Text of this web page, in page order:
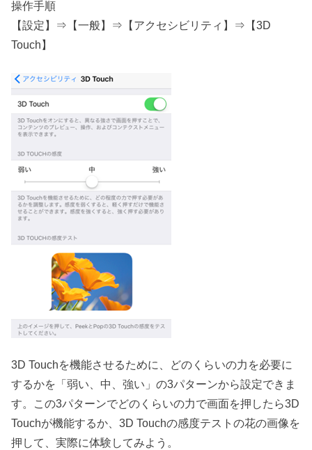
操作手順
【設定】⇒【一般】⇒【アクセシビリティ】⇒【3D
Touch】
3D Touchを機能させるために、どのくらいの力を必要に
するかを「弱い、中、強い」の3パターンから設定できま
す。この3パターンでどのくらいの力で画面を押したら3D
Touchが機能するか、3D Touchの感度テストの花の画像を
押して、実際に体験してみよう。